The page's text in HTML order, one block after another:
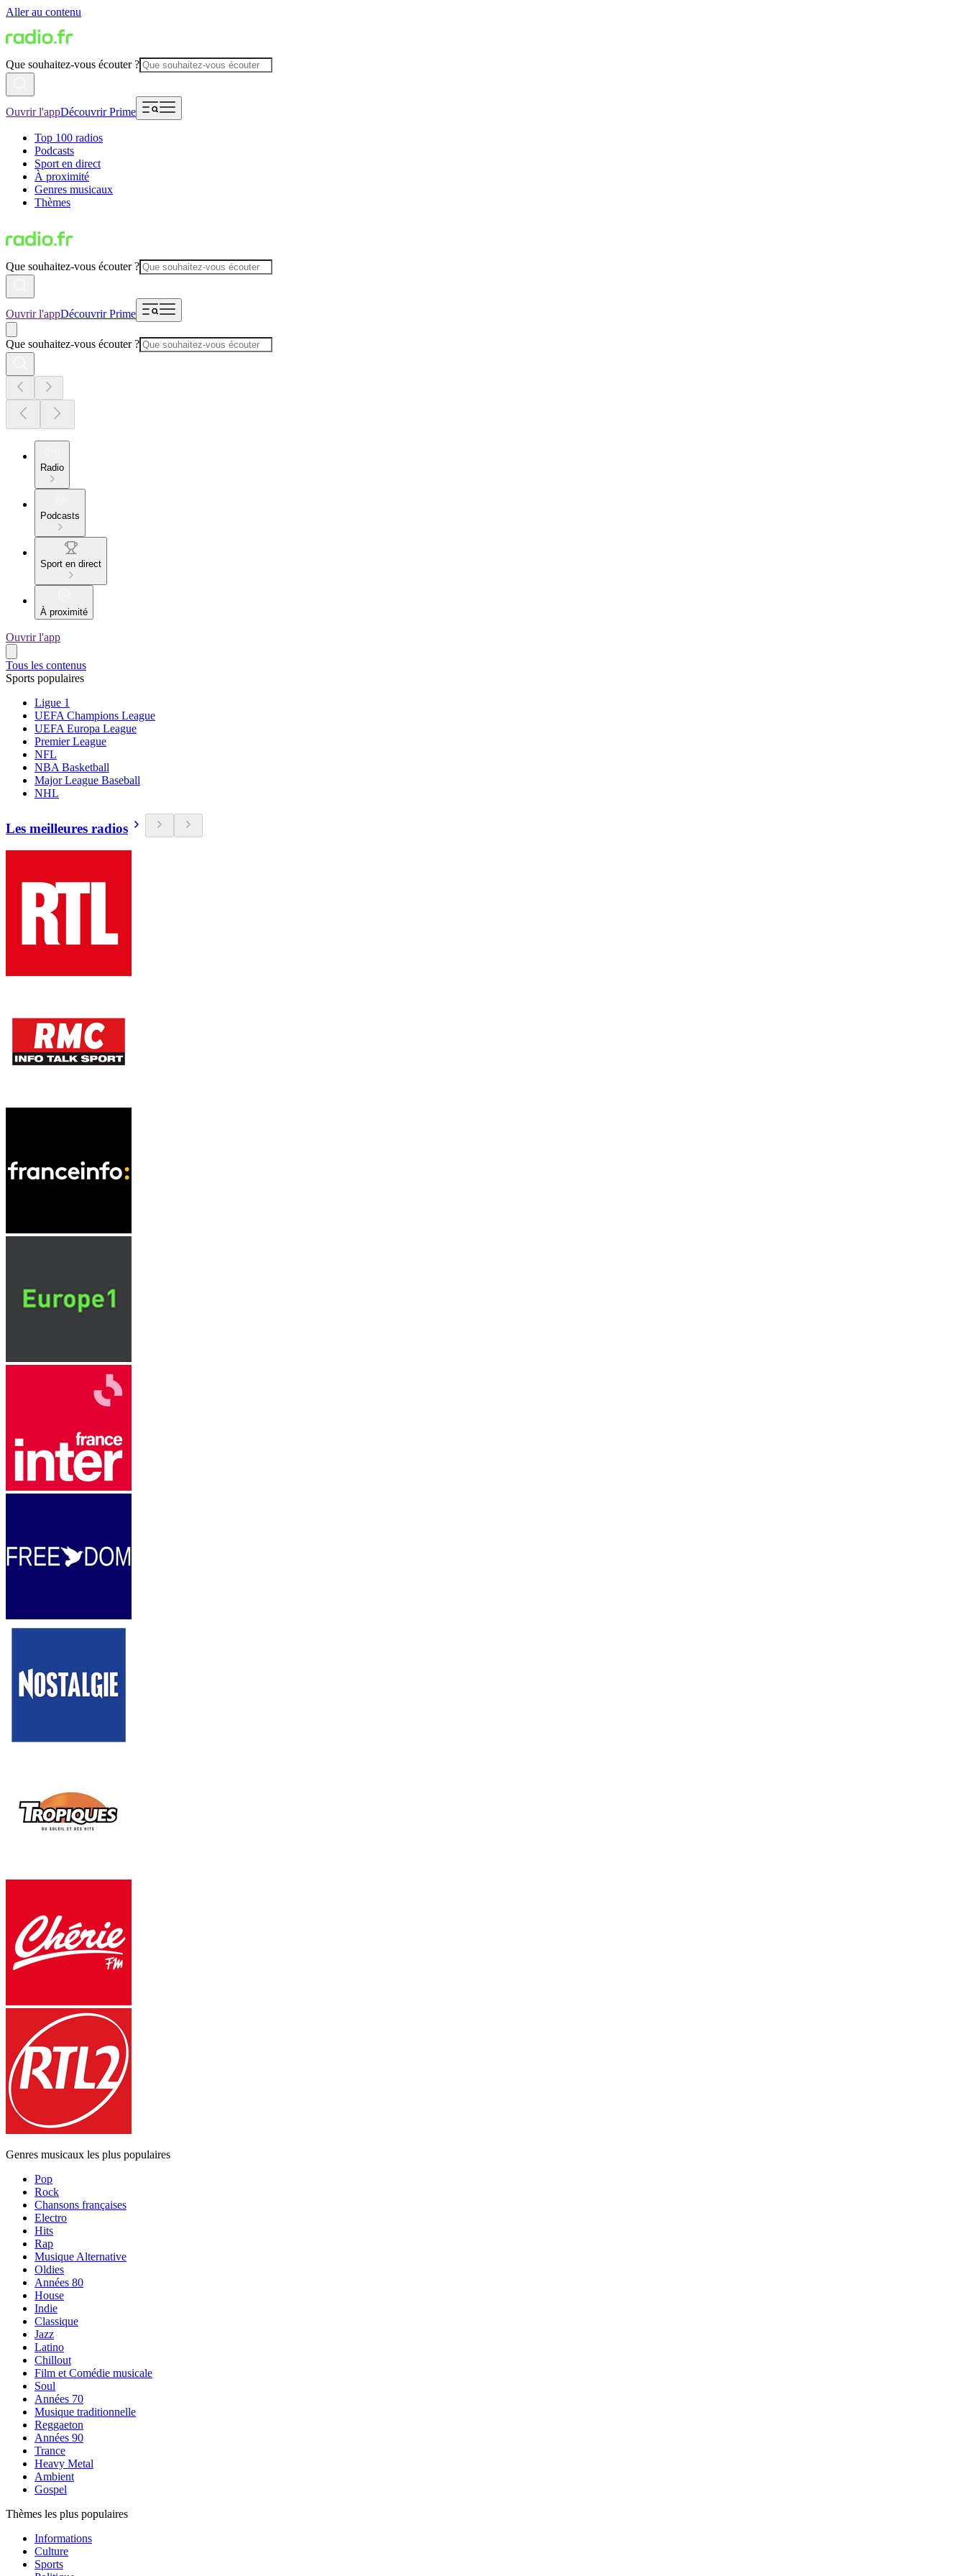
Aller au contenu
Que souhaitez-vous écouter ?
Ouvrir l'appDécouvrir Prime
Top 100 radios
Podcasts
Sport en direct
À proximité
Genres musicaux
Thèmes
Que souhaitez-vous écouter ?
Ouvrir l'appDécouvrir Prime
Que souhaitez-vous écouter ?
Radio
Podcasts
Sport en direct
À proximité
Ouvrir l'app
Tous les contenus
Sports populaires
Ligue 1
UEFA Champions League
UEFA Europa League
Premier League
NFL
NBA Basketball
Major League Baseball
NHL
Les meilleures radios
Genres musicaux les plus populaires
Pop
Rock
Chansons françaises
Electro
Hits
Rap
Musique Alternative
Oldies
Années 80
House
Indie
Classique
Jazz
Latino
Chillout
Film et Comédie musicale
Soul
Années 70
Musique traditionnelle
Reggaeton
Années 90
Trance
Heavy Metal
Ambient
Gospel
Thèmes les plus populaires
Informations
Culture
Sports